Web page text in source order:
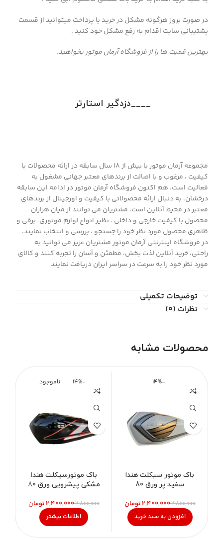
در صورت بروز هرگونه مشکل در خرید یا پرداخت میتوانید از قسمت
پشتیبانی سایت اقدام به رفع مشکل خود کنید .
بهترین قمیت ها را از فروشگاه آرمان موتور بخواهید.
____دزدگیر استارتر
مجموعه آرمان موتور با بیش از 18 سال سابقه در ارائه محصولات با
کيفيت ، مرغوب و با اصالت از برندهای معتبر جهانی مشغول به
فعاليت است. هم اکنون فروشگاه آرمان موتور در ادامه اين سابقه
درخشان، به دنبال ارائه محصولاتی با کيفيت و اورجينال از برندهای
معتبر در محيط آنلاين است. مشتريان می توانند از ميان هزاران
محصول با کيفيت خارجی و داخلی ، نظیر انواع لوازم موتوری، برقی و
ظاهری محصول مورد نظر خود را جستجو ، بررسی و انتخاب نمايند.
در فروشگاه اینترنتی آرمان موتور مشتريان عزیز می توانيد به
راحتی، خرید آنلاین لذت بخش، مطمئن و آسان را تجربه کنند و کالای
مورد نظر خود را به سرعت در سراسر ایران دریافت نمایند
توضیحات تکمیلی
نظرات (0)
محصولات مشابه
-14%
باک موتور سیکلت هندا
سفید پر ورق 80
۲,۸۰۰,۰۰۰۲,۴۰۰,۰۰۰تومان
افزودن به سبد خرید
-14% ناموجود
باک موتورسیکلت هندا
مشکی پیشرویی ورق 80
۲,۸۰۰,۰۰۰۲,۴۰۰,۰۰۰تومان
اطلاعات بیشتر